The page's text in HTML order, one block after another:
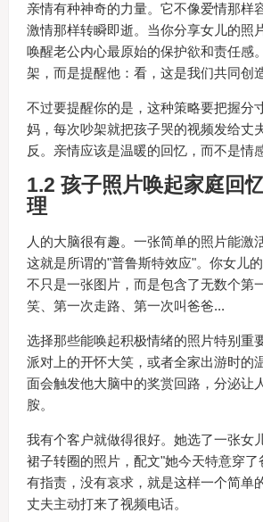
亲情有种神奇的力量。它不像爱情那样
激情那样转瞬即逝。当你分享女儿的照
唤醒老公内心最原始的保护欲和责任感
架，而是提醒他：看，这是我们共同创
不过要提醒你的是，这种策略要把握分
妈，每次吵架就把孩子哭的视频发给丈
反。亲情应该是温暖的回忆，而不是情
1.2 孩子照片唤起家庭回
理
人的大脑很有趣。一张简单的照片能激
这就是所谓的"普鲁斯特效应"。你女儿
不只是一张图片，而是包含了无数个第
笑、第一次走路、第一次叫爸爸...
选择那些能唤起积极情绪的照片特别重
派对上的开怀大笑，或者全家出游时的
面会触发他大脑中的奖赏回路，分泌让
胺。
我有个客户就做得很好。她选了一张女
裙子转圈的照片，配文"她今天特意穿
有指责，没有哀求，就是这样一个简单
丈夫主动打来了视频电话。